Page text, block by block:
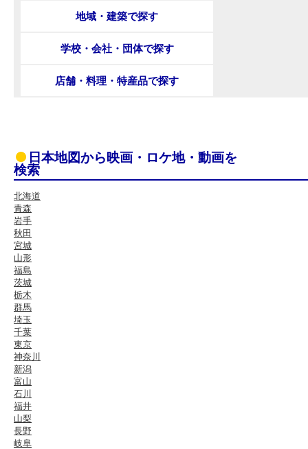
地域・建築で探す
学校・会社・団体で探す
店舗・料理・特産品で探す
日本地図から映画・ロケ地・動画を
検索
北海道
青森
岩手
秋田
宮城
山形
福島
茨城
栃木
群馬
埼玉
千葉
東京
神奈川
新潟
富山
石川
福井
山梨
長野
岐阜